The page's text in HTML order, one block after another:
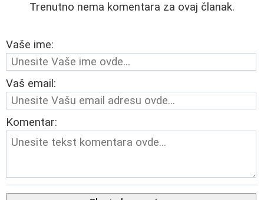
Trenutno nema komentara za ovaj članak.
Vaše ime:
Vaš email:
Komentar: